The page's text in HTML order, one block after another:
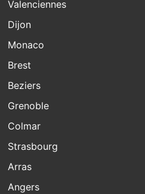
Valenciennes
Dijon
Monaco
Brest
Beziers
Grenoble
Colmar
Strasbourg
Arras
Angers